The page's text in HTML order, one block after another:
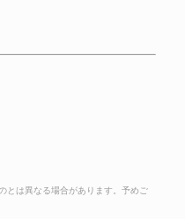
とは異なる場合があります。予めご